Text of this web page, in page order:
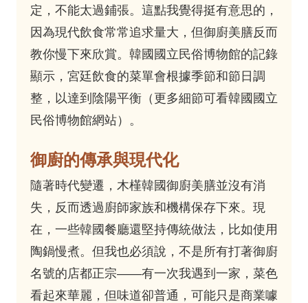
定，不能太過鋪張。這點我覺得挺有意思的，
因為現代飲食常常追求量大，但御廚美膳反而
教你慢下來欣賞。韓國國立民俗博物館的記錄
顯示，宮廷飲食的菜單會根據季節和節日調
整，以達到陰陽平衡（更多細節可看韓國國立
民俗博物館網站）。
御廚的傳承與現代化
隨著時代變遷，木槿韓國御廚美膳並沒有消
失，反而透過廚師家族和機構保存下來。現
在，一些韓國餐廳還堅持傳統做法，比如使用
陶鍋慢煮。但我也必須說，不是所有打著御廚
名號的店都正宗——有一次我遇到一家，菜色
看起來華麗，但味道卻普通，可能只是商業噱